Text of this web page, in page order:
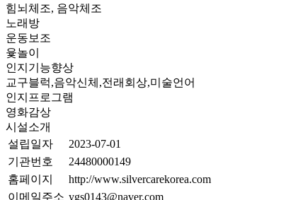
힘뇌체조, 음악체조
노래방
운동보조
윷놀이
인지기능향상
교구블럭,음악신체,전래회상,미술언어
인지프로그램
영화감상
시설소개
설립일자
2023-07-01
기관번호
24480000149
홈페이지
http://www.silvercarekorea.com
이메일주소 ygs0143@naver.com